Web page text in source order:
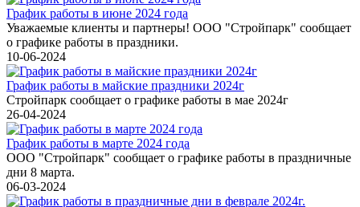
График работы в июне 2024 года
Уважаемые клиенты и партнеры! ООО "Стройпарк" сообщает
о графике работы в праздники.
10-06-2024
График работы в майские праздники 2024г
Стройпарк сообщает о графике работы в мае 2024г
26-04-2024
График работы в марте 2024 года
ООО "Стройпарк" сообщает о графике работы в праздничные
дни 8 марта.
06-03-2024